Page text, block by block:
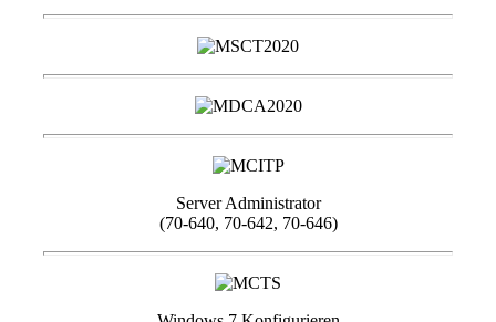
Server Administrator
(70-640, 70-642, 70-646)